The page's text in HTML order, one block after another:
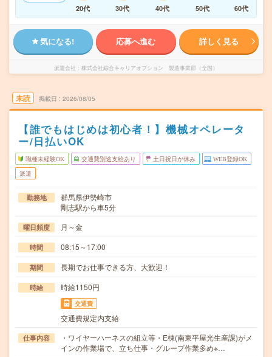
20代
30代 40代 50代 60代
気になる! 応募へ進む 詳しく見る
派遣会社 株式会社綜合キャリアオプション 製造事業部（全国）
未読 掲載日 2026/08/05
【誰でもはじめは初心者！】機械オペレータ
ー/日払いOK
職種未経験OK 交通費別途支給あり 土日祝日が休み WEB登録OK
派遣
勤務地
群馬県伊勢崎市
剛志駅から車5分
曜日頻度 月～金
時間 08:15～17:00
期間 長期でお仕事できる方、大歓迎！
時給 時給1150円
交通費
交通費規定内支給
仕事内容
・ワイヤーハーネスの組立等・E棟(南東平屋光生産課)がメ
インの作業場で、立ち仕事・グループ作業多め※…